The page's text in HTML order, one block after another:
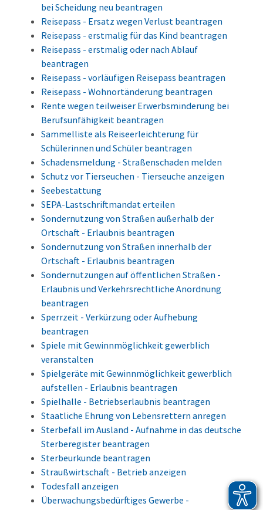
bei Scheidung neu beantragen
Reisepass - Ersatz wegen Verlust beantragen
Reisepass - erstmalig für das Kind beantragen
Reisepass - erstmalig oder nach Ablauf
beantragen
Reisepass - vorläufigen Reisepass beantragen
Reisepass - Wohnortänderung beantragen
Rente wegen teilweiser Erwerbsminderung bei
Berufsunfähigkeit beantragen
Sammelliste als Reiseerleichterung für
Schülerinnen und Schüler beantragen
Schadensmeldung - Straßenschaden melden
Schutz vor Tierseuchen - Tierseuche anzeigen
Seebestattung
SEPA-Lastschriftmandat erteilen
Sondernutzung von Straßen außerhalb der
Ortschaft - Erlaubnis beantragen
Sondernutzung von Straßen innerhalb der
Ortschaft - Erlaubnis beantragen
Sondernutzungen auf öffentlichen Straßen -
Erlaubnis und Verkehrsrechtliche Anordnung
beantragen
Sperrzeit - Verkürzung oder Aufhebung
beantragen
Spiele mit Gewinnmöglichkeit gewerblich
veranstalten
Spielgeräte mit Gewinnmöglichkeit gewerblich
aufstellen - Erlaubnis beantragen
Spielhalle - Betriebserlaubnis beantragen
Staatliche Ehrung von Lebensrettern anregen
Sterbefall im Ausland - Aufnahme in das deutsche
Sterberegister beantragen
Sterbeurkunde beantragen
Straußwirtschaft - Betrieb anzeigen
Todesfall anzeigen
Überwachungsbedürftiges Gewerbe -